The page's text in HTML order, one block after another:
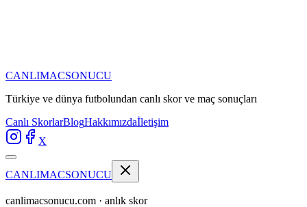
CANLIMACSONUCU
Türkiye ve dünya futbolundan canlı skor ve maç sonuçları
Canlı SkorlarBlogHakkımızdaİletişim
X
CANLIMACSONUCU
canlimacsonucu.com · anlık skor